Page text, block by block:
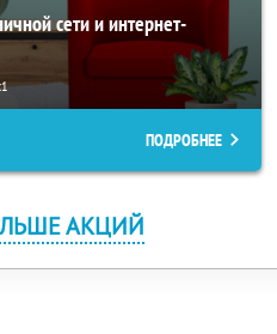
сети и интернет-
ПОДРОБНЕЕ
АКЦИЙ